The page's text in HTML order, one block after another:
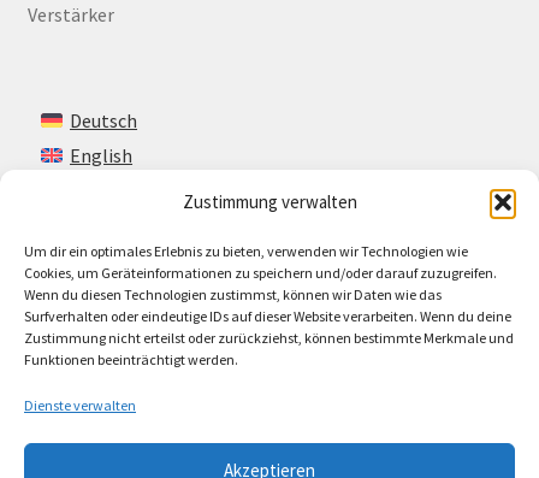
Zustimmung verwalten
Um dir ein optimales Erlebnis zu bieten, verwenden wir Technologien wie
Cookies, um Geräteinformationen zu speichern und/oder darauf zuzugreifen.
Wenn du diesen Technologien zustimmst, können wir Daten wie das
Surfverhalten oder eindeutige IDs auf dieser Website verarbeiten. Wenn du deine
Zustimmung nicht erteilst oder zurückziehst, können bestimmte Merkmale und
Funktionen beeinträchtigt werden.
Dienste verwalten
Akzeptieren
Verstärker
Deutsch
English
Kontakt
Impressum + AGB
Cookie-Richtlinie (EU)